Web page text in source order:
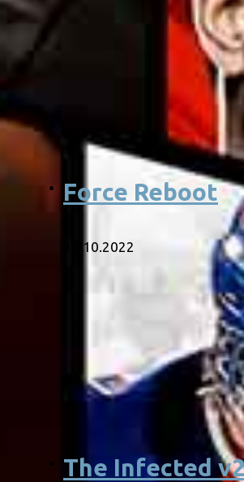
Force Reboot
11.10.2022
The Infected